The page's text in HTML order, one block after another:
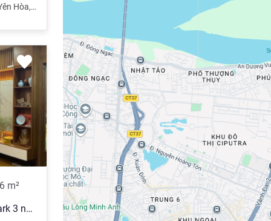
Hòa,Quận Cầu Giấy
m²
Giá tốt! Bán căn hộ Golden Park 3 ngủ full nội thất giá chỉ hơn 5 tỷ bao thuế phí. LH: 0947 058 ***